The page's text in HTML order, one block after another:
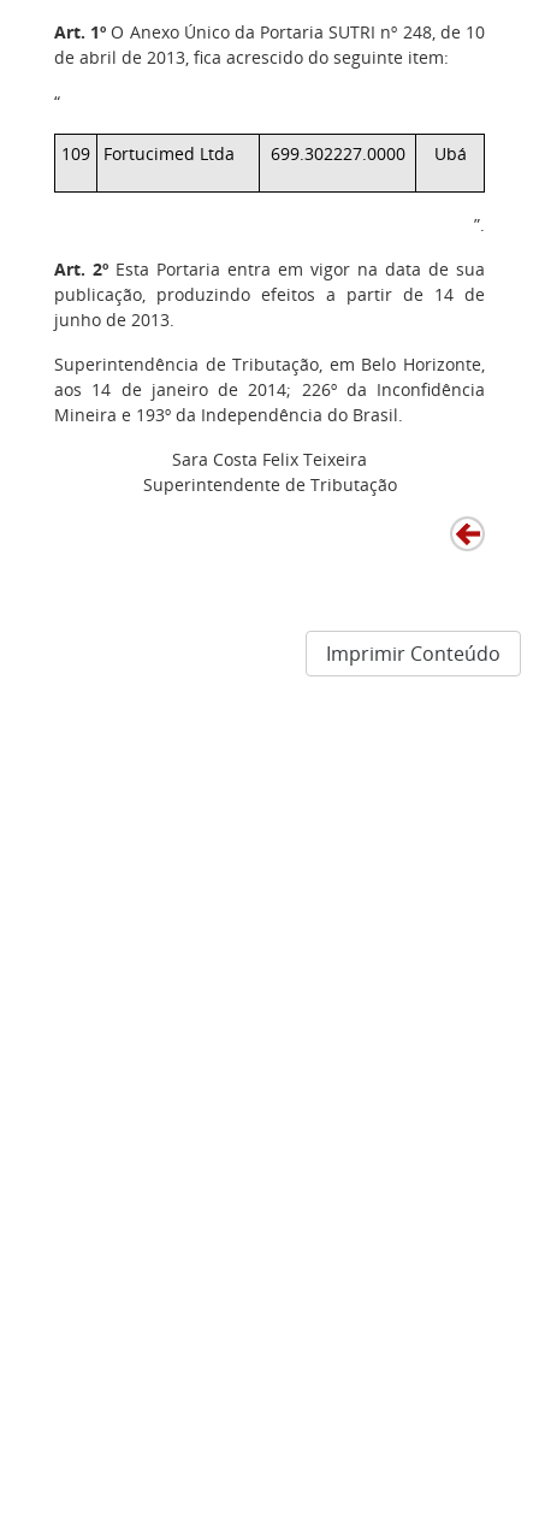
Art. 1º O Anexo Único da Portaria SUTRI nº 248, de 10
de abril de 2013, fica acrescido do seguinte item:
“
109 Fortucimed Ltda 699.302227.0000 Ubá
”.
Art. 2º Esta Portaria entra em vigor na data de sua
publicação, produzindo efeitos a partir de 14 de
junho de 2013.
Superintendência de Tributação, em Belo Horizonte,
aos 14 de janeiro de 2014; 226º da Inconfidência
Mineira e 193º da Independência do Brasil.
Sara Costa Felix Teixeira
Superintendente de Tributação
Imprimir Conteúdo